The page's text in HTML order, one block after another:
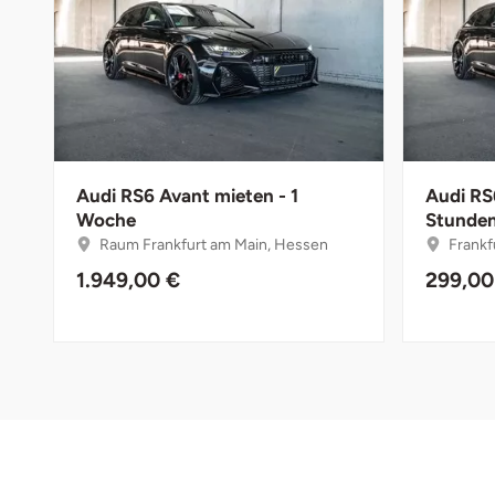
Audi RS6 Avant mieten - 1
Woche
Raum Frankfurt am Main, Hessen
1.949,00 €
Audi
Bruchköbel
Burghausen
Chemnitz
Münster
Oberlausitz
Sangerhausen
Suhl
Unterwellenborn
Weimar